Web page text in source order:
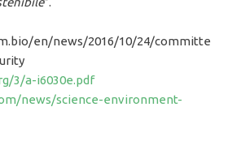
en/news/2016/10/24/committe
3/a-i6030e.pdf
news/science-environment-